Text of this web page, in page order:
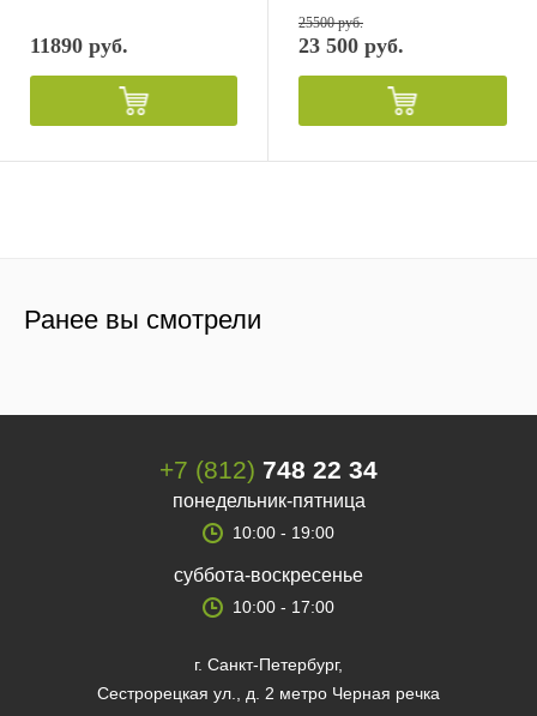
11890 руб.
25500 руб.
23 500 руб.
Ранее вы смотрели
+7 (812) 748 22 34
понедельник-пятница
10:00 - 19:00
суббота-воскресенье
10:00 - 17:00
г. Санкт-Петербург,
Сестрорецкая ул., д. 2 метро Черная речка